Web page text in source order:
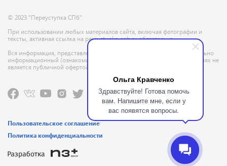
Ольга Кравченко
Здравствуйте! Готова помочь
вам. Напишите мне, если у
вас появятся вопросы.
© 2023 "Переуступка СПб"
При использовании любых материалов сайта, включая фотографии и
тексты, активная ссылка на pereustupka-spb.ru обязательна
Вся информация, представленная на данном сайте, носит исключительно
информационный (ознакомительный) характер и ни при каких условиях не
является публичной офертой, определяемой положениями ГК РФ
Пользовательское соглашение
Политика конфиденциальности